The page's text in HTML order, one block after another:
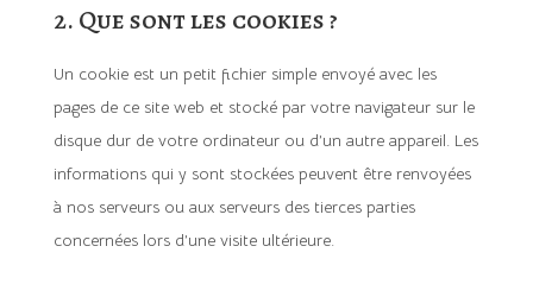
2. Que sont les cookies ?
Un cookie est un petit fichier simple envoyé avec les
pages de ce site web et stocké par votre navigateur sur le
disque dur de votre ordinateur ou d’un autre appareil. Les
informations qui y sont stockées peuvent être renvoyées
à nos serveurs ou aux serveurs des tierces parties
concernées lors d’une visite ultérieure.